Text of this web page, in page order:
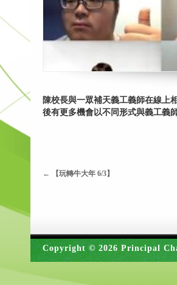
陳校長與一眾補天義工義師在線上
後有更多機會以不同形式與義工義師
← 【玩轉牛大年 6/3】
Copyright © 2026 Principal